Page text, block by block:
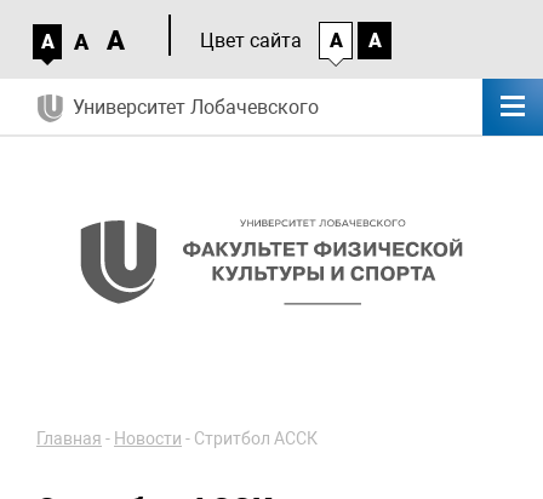
A A A Цвет сайта A A
Университет Лобачевского
Главная - Новости - Стритбол АССК